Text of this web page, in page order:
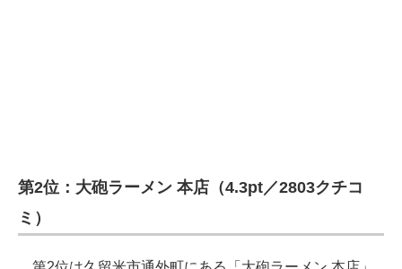
第2位：大砲ラーメン 本店（4.3pt／2803クチコ
ミ）